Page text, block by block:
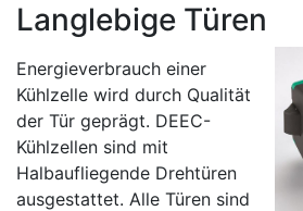
Langlebige Türen
Energieverbrauch einer
Kühlzelle wird durch Qualität
der Tür geprägt. DEEC-
Kühlzellen sind mit
Halbaufliegende Drehtüren
ausgestattet. Alle Türen sind